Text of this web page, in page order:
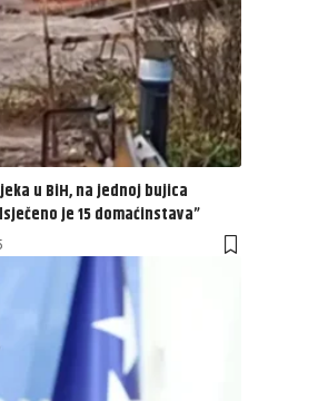
u BiH, na jednoj bujica
je 15 domaćinstava”